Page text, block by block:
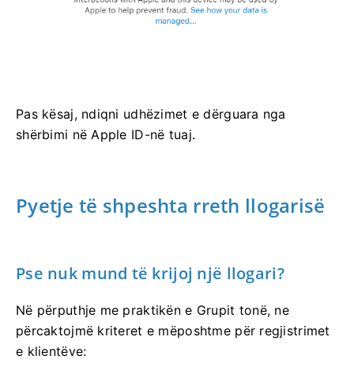
Pas kësaj, ndiqni udhëzimet e dërguara nga
shërbimi në Apple ID-në tuaj.
Pyetje të shpeshta rreth llogarisë
Pse nuk mund të krijoj një llogari?
Në përputhje me praktikën e Grupit tonë, ne
përcaktojmë kriteret e mëposhtme për regjistrimet
e klientëve: